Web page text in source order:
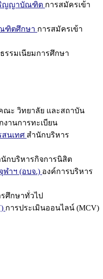
ริญญาบัณฑิต การสมัครเข้า
ฑิตศึกษา การสมัครเข้า
รรมเนียมการศึกษา
ณะ วิทยาลัย และสถาบัน
งานการทะเบียน
สนเทศ สำนักบริหาร
นักบริหารกิจการนิสิต
ฬาฯ (อบจ.) องค์การบริหาร
ศึกษาทั่วไป
การประเมินออนไลน์ (MCV)